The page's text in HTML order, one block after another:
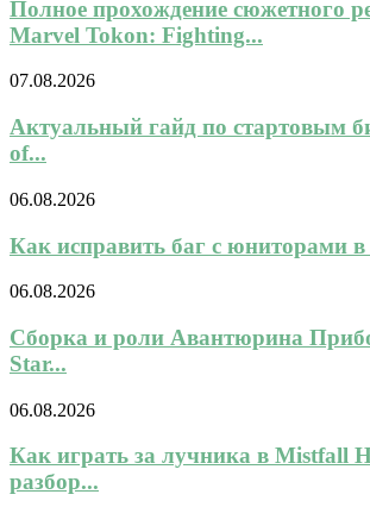
Полное прохождение сюжетного
Marvel Tokon: Fighting...
07.08.2026
Актуальный гайд по стартовым
of...
06.08.2026
Как исправить баг с юниторами в
06.08.2026
Сборка и роли Авантюрина
Star...
06.08.2026
Как играть за лучника в Mistfall
разбор...